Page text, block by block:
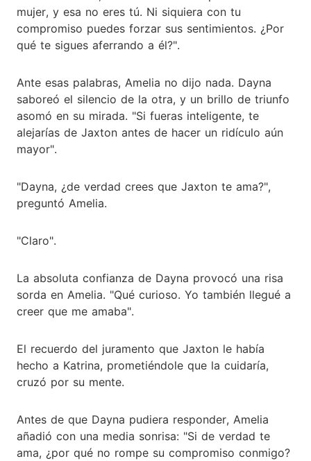
mujer, y esa no eres tú. Ni siquiera con tu
compromiso puedes forzar sus sentimientos. ¿Por
qué te sigues aferrando a él?".
Ante esas palabras, Amelia no dijo nada. Dayna
saboreó el silencio de la otra, y un brillo de triunfo
asomó en su mirada. "Si fueras inteligente, te
alejarías de Jaxton antes de hacer un ridículo aún
mayor".
"Dayna, ¿de verdad crees que Jaxton te ama?",
preguntó Amelia.
"Claro".
La absoluta confianza de Dayna provocó una risa
sorda en Amelia. "Qué curioso. Yo también llegué a
creer que me amaba".
El recuerdo del juramento que Jaxton le había
hecho a Katrina, prometiéndole que la cuidaría,
cruzó por su mente.
Antes de que Dayna pudiera responder, Amelia
añadió con una media sonrisa: "Si de verdad te
ama, ¿por qué no rompe su compromiso conmigo?